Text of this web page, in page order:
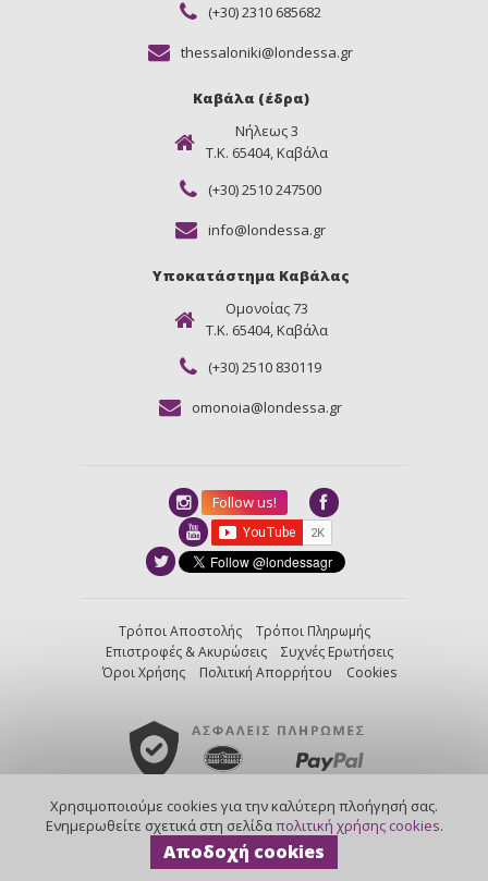
Χρησιμοποιούμε cookies για την καλύτερη πλοήγησή σας.
Ενημερωθείτε σχετικά στη σελίδαπολιτική χρήσης cookies.
Αποδοχή cookies
(+30) 2310 685682
thessaloniki@londessa.gr
Καβάλα (έδρα)
Νήλεως 3
Τ.Κ. 65404, Καβάλα
(+30) 2510 247500
info@londessa.gr
Υποκατάστημα Καβάλας
Ομονοίας 73
Τ.Κ. 65404, Καβάλα
(+30) 2510 830119
omonoia@londessa.gr
Follow us!
Τρόποι Αποστολής
Τρόποι Πληρωμής
Επιστροφές & Ακυρώσεις
Συχνές Ερωτήσεις
Όροι Χρήσης
Πολιτική Απορρήτου Cookies
created by Nortech/powered by
Kentico
©2013-2026